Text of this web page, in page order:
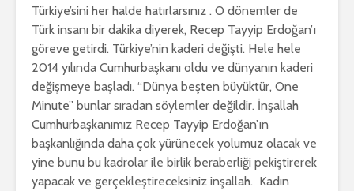
Türkiye’sini her halde hatırlarsınız . O dönemler de
Türk insanı bir dakika diyerek, Recep Tayyip Erdoğan’ı
göreve getirdi. Türkiye’nin kaderi değişti. Hele hele
2014 yılında Cumhurbaşkanı oldu ve dünyanın kaderi
değişmeye başladı. “Dünya beşten büyüktür, One
Minute” bunlar sıradan söylemler değildir. İnşallah
Cumhurbaşkanımız Recep Tayyip Erdoğan’ın
başkanlığında daha çok yürünecek yolumuz olacak ve
yine bunu bu kadrolar ile birlik beraberliği pekiştirerek
yapacak ve gerçekleştireceksiniz inşallah. Kadın